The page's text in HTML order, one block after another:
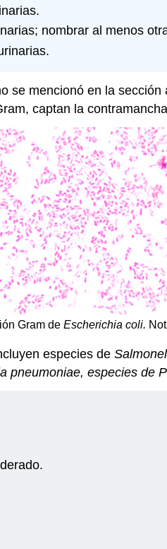
nombrar al menos
se mencionó en la
captan la
Gram de Escherichia coli.
especies de
pneumoniae, especies de